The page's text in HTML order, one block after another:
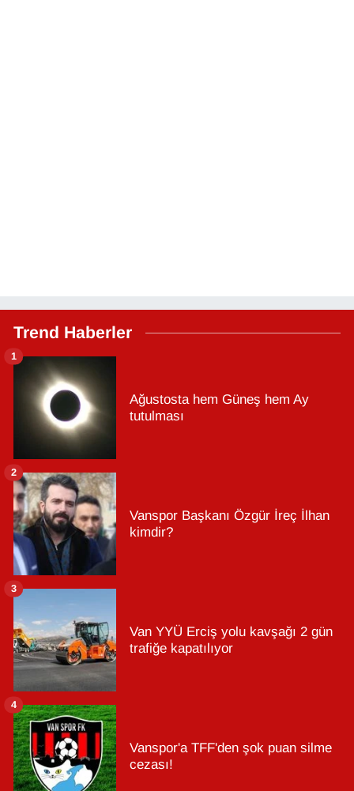
Trend Haberler
Ağustosta hem Güneş hem Ay
tutulması
1
Vanspor Başkanı Özgür İreç İlhan
kimdir?
2
Van YYÜ Erciş yolu kavşağı 2 gün
trafiğe kapatılıyor
3
Vanspor'a TFF'den şok puan silme
cezası!
4